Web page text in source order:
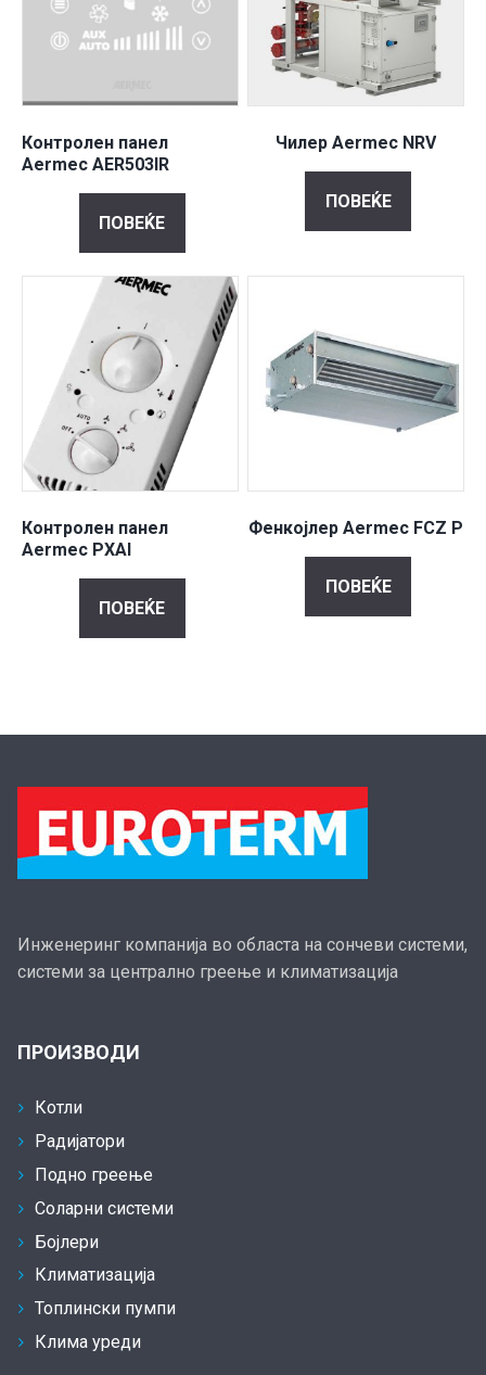
Контролен панел
Aermec AER503IR
ПОВЕЌЕ
Чилер Aermec NRV
ПОВЕЌЕ
Контролен панел
Aermec PXAI
ПОВЕЌЕ
Фенкојлер Aermec FCZ P
ПОВЕЌЕ
Инженеринг компанија во областа на сончеви системи,
системи за централно греење и климатизација
ПРОИЗВОДИ
Котли
Радијатори
Подно греење
Соларни системи
Бојлери
Климатизација
Топлински пумпи
Клима уреди